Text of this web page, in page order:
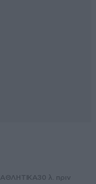
ΑΘΛΗΤΙΚΑ30 λ. πριν